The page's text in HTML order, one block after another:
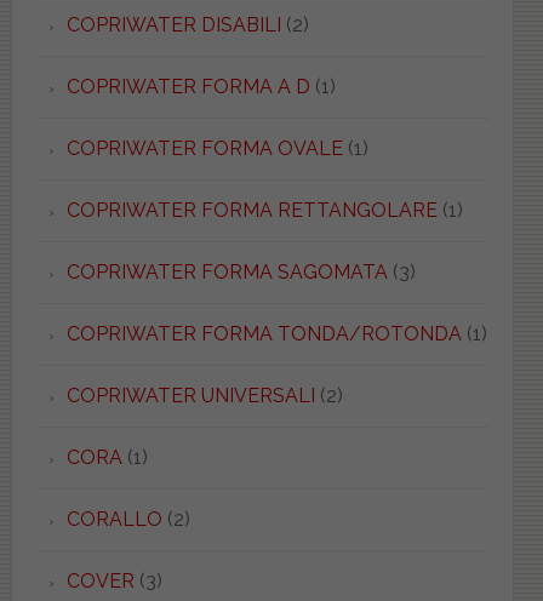
COPRIWATER DISABILI (2)
COPRIWATER FORMA A D (1)
COPRIWATER FORMA OVALE(1)
COPRIWATER FORMA RETTANGOLARE(1)
COPRIWATER FORMA SAGOMATA (3)
COPRIWATER FORMA TONDA/ROTONDA (1)
COPRIWATER UNIVERSALI (2)
CORA (1)
CORALLO (2)
COVER (3)